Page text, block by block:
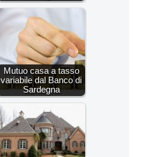
Mutuo casa a tasso
variabile dal Banco di
Sardegna